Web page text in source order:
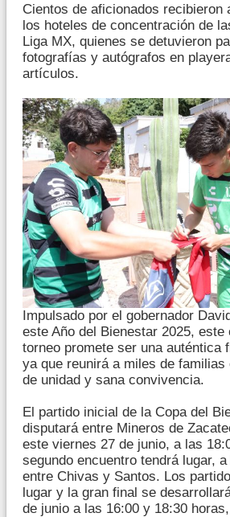
Cientos de aficionados recibieron
los hoteles de concentración de
Liga MX, quienes se detuvieron
fotografías y autógrafos en
artículos.
Impulsado por el gobernador
este Año del Bienestar 2025, este
torneo promete ser una auténtica
ya que reunirá a miles de familias
de unidad y sana convivencia.
El partido inicial de la Copa del
disputará entre Mineros de
este viernes 27 de junio, a las
segundo encuentro tendrá lugar,
entre Chivas y Santos. Los
lugar y la gran final se
de junio a las 16:00 y 18:30